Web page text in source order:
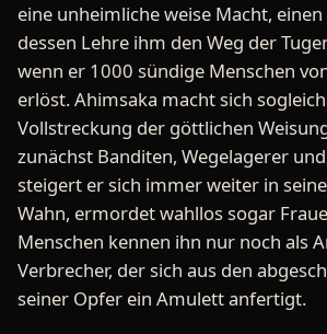
eine unheimliche weise Macht,
dessen Lehre ihm den Weg der
wenn er 1000 sündige Menschen
erlöst. Ahimsaka macht sich
Vollstreckung der göttlichen
zunächst Banditen, Wegelagerer
steigert er sich immer weiter in
Wahn, ermordet wahllos sogar
Menschen kennen ihn nur noch als
Verbrecher, der sich aus den
seiner Opfer ein Amulett anfertigt.